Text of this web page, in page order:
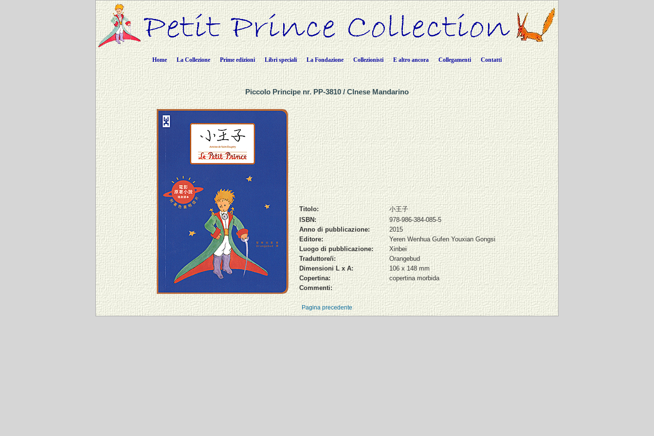
Home La Collezione Prime edizioni Libri speciali La Fondazione Collezionisti E altro ancora Collegamenti Contatti
Piccolo Principe nr. PP-3810 / CInese Mandarino
Titolo:
小王子
ISBN:
978-986-384-085-5
Anno di pubblicazione:
2015
Editore:
Yeren Wenhua Gufen Youxian Gongsi
Luogo di pubblicazione:
Xinbei
Traduttore/i:
Orangebud
Dimensioni L x A:
106 x 148 mm
Copertina:
copertina morbida
Commenti:
Pagina precedente